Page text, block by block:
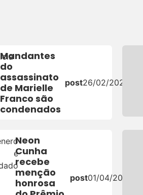
Mandantes
do
assassinato
de Marielle
Franco são
condenados
post26/02/2026
e
Neon
Cunha
recebe
menção
honrosa
post01/04/2025